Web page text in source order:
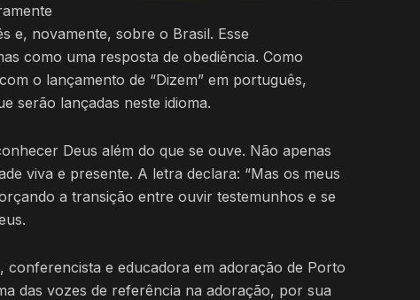
e, novamente, sobre o Brasil. Esse
como uma resposta de obediência. Como
o lançamento de “Dizem” em português,
serão lançadas neste idioma.
Deus além do que se ouve. Não apenas
viva e presente. A letra declara: “Mas os meus
a transição entre ouvir testemunhos e se
e educadora em adoração de Porto
das vozes de referência na adoração, por sua